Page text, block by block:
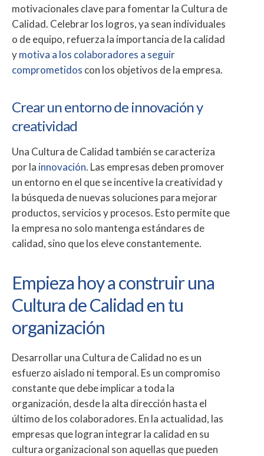
motivacionales clave para fomentar la Cultura de
Calidad. Celebrar los logros, ya sean individuales
o de equipo, refuerza la importancia de la calidad
ymotiva a los colaboradores a seguir
comprometidos con los objetivos de la empresa.
Crear un entorno de innovación y
creatividad
Una Cultura de Calidad también se caracteriza
por la innovación. Las empresas deben promover
un entorno en el que se incentive la creatividad y
la búsqueda de nuevas soluciones para mejorar
productos, servicios y procesos. Esto permite que
la empresa no solo mantenga estándares de
calidad, sino que los eleve constantemente.
Empieza hoy a construir una
Cultura de Calidad en tu
organización
Desarrollar una Cultura de Calidad no es un
esfuerzo aislado ni temporal. Es un compromiso
constante que debe implicar a toda la
organización, desde la alta dirección hasta el
último de los colaboradores. En la actualidad, las
empresas que logran integrar la calidad en su
cultura organizacional son aquellas que pueden